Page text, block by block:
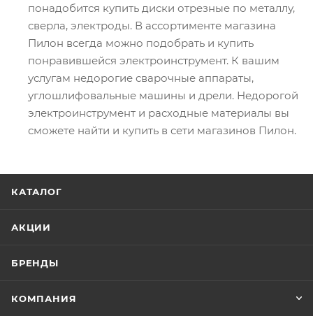
понадобится купить диски отрезные по металлу,
сверла, электроды. В ассортименте магазина
Пилон всегда можно подобрать и купить
понравившейся электроинструмент. К вашим
услугам недорогие сварочные аппараты,
углошлифовальные машины и дрели. Недорогой
электроинструмент и расходные материалы вы
сможете найти и купить в сети магазинов Пилон.
КАТАЛОГ
АКЦИИ
БРЕНДЫ
КОМПАНИЯ